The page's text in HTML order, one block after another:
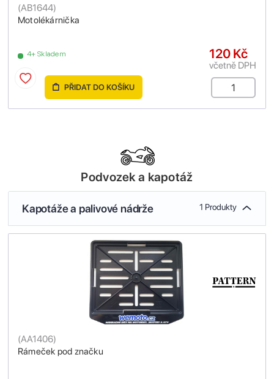
Motolékárnička
(AB1644)
4+ Skladem 120 Kč
včetně DPH
PŘIDAT DO KOŠÍKU
Podvozek a kapotáž
Kapotáže a palivové nádrže 1 Produkty
Rámeček pod značku
(AA1406)